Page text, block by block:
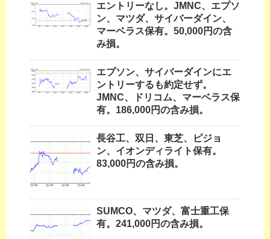
エントリーなし。JMNC、エプソ
ン、マツダ、サイバーダイン、
マーベラス保有。50,000円の含
み損。
エプソン、サイバーダインにエ
ントリーするも約定せず。
JMNC、ドリコム、マーベラス保
有。186,000円の含み損。
長谷工、双日、東芝、ピジョ
ン、イオンディライト保有。
83,000円の含み損。
SUMCO、マツダ、富士重工保
有。241,000円の含み損。